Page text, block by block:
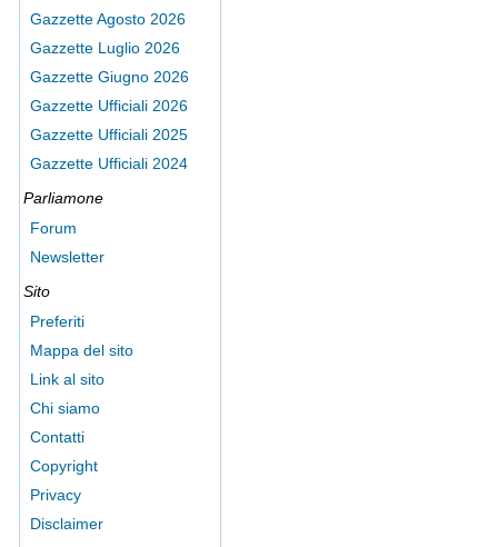
Gazzette Agosto 2026
Gazzette Luglio 2026
Gazzette Giugno 2026
Gazzette Ufficiali 2026
Gazzette Ufficiali 2025
Gazzette Ufficiali 2024
Parliamone
Forum
Newsletter
Sito
Preferiti
Mappa del sito
Link al sito
Chi siamo
Contatti
Copyright
Privacy
Disclaimer